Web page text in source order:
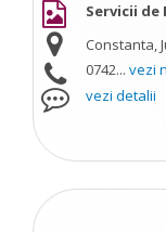
Servicii
Constanta,
0742... vezi
vezi detalii